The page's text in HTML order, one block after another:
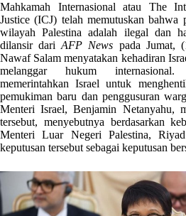
Mahkamah Internasional atau The
Justice (ICJ) telah memutuskan bahwa
wilayah Palestina adalah ilegal dan
dilansir dariAFP News pada Jumat,
Nawaf Salam menyatakan kehadiran
melanggar hukum
memerintahkan Israel untuk
pemukiman baru dan penggusuran
Menteri Israel, Benjamin Netanyahu,
tersebut, menyebutnya berdasarkan
Menteri Luar Negeri Palestina,
keputusan tersebut sebagai keputusan